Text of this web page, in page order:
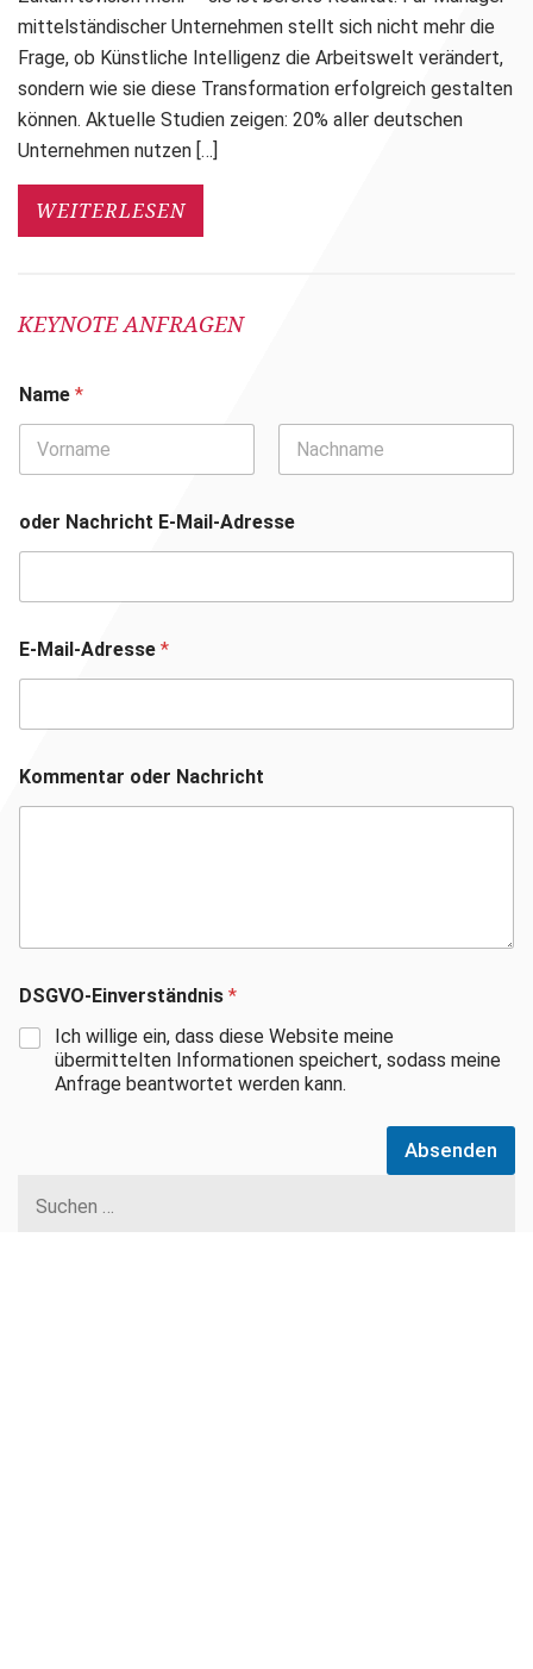
mittelständischer Unternehmen stellt sich nicht mehr die
Frage, ob Künstliche Intelligenz die Arbeitswelt verändert,
sondern wie sie diese Transformation erfolgreich gestalten
können. Aktuelle Studien zeigen: 20% aller deutschen
Unternehmen nutzen […]
WEITERLESEN
KEYNOTE ANFRAGEN
Name *
oder Nachricht E-Mail-Adresse
E-Mail-Adresse *
Kommentar oder Nachricht
DSGVO-Einverständnis *
Ich willige ein, dass diese Website meine
übermittelten Informationen speichert, sodass meine
Anfrage beantwortet werden kann.
Absenden